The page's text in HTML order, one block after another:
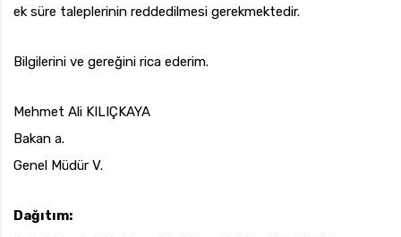
ek süre taleplerinin reddedilmesi gerekmektedir.
Bilgilerini ve gereğini rica ederim.
Mehmet Ali KILIÇKAYA
Bakan a.
Genel Müdür V.
Dağıtım: